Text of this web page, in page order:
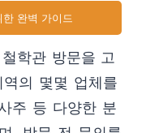
완벽 가이드
학관 방문을 고
의 몇몇 업체를
주 등 다양한 분